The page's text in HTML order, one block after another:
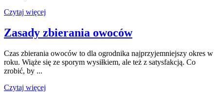
Czytaj więcej
Zasady zbierania owoców
Czas zbierania owoców to dla ogrodnika najprzyjemniejszy okres w
roku. Wiąże się ze sporym wysiłkiem, ale też z satysfakcją. Co
zrobić, by ...
Czytaj więcej